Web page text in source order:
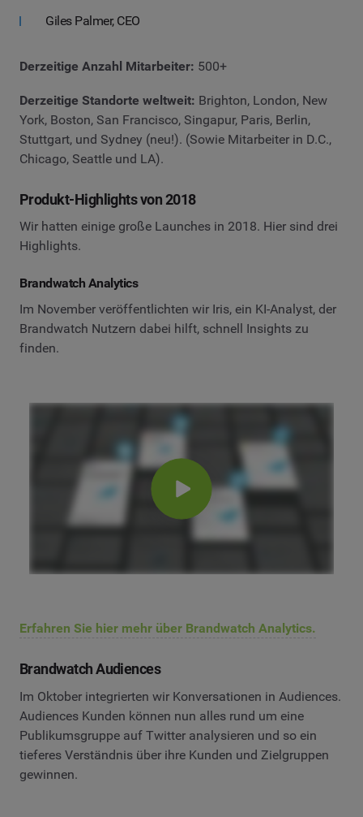
Giles Palmer, CEO
Derzeitige Anzahl Mitarbeiter: 500+
Derzeitige Standorte weltweit: Brighton, London, New
York, Boston, San Francisco, Singapur, Paris, Berlin,
Stuttgart, und Sydney (neu!). (Sowie Mitarbeiter in D.C.,
Chicago, Seattle und LA).
Produkt-Highlights von 2018
Wir hatten einige große Launches in 2018. Hier sind drei
Highlights.
Brandwatch Analytics
Im November veröffentlichten wir Iris, ein KI-Analyst, der
Brandwatch Nutzern dabei hilft, schnell Insights zu
finden.
Erfahren Sie hier mehr über Brandwatch Analytics.
Brandwatch Audiences
Im Oktober integrierten wir Konversationen in Audiences.
Audiences Kunden können nun alles rund um eine
Publikumsgruppe auf Twitter analysieren und so ein
tieferes Verständnis über ihre Kunden und Zielgruppen
gewinnen.